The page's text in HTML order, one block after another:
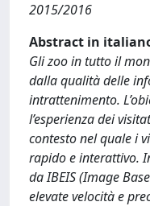
2015/2016
Abstract in
Gli zoo in tutto il
dalla qualità delle
intrattenimento.
l’esperienza dei
contesto nel quale i
rapido e interattivo.
da IBEIS (Image
elevate velocità e